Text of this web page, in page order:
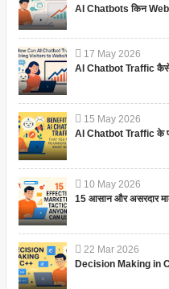
AI Chatbots किन
17 May 2026
AI Chatbot Traffic
15 May 2026
AI Chatbot Traffic के
10 May 2026
15 आसान और असरदार
22 Mar 2026
Decision Making in